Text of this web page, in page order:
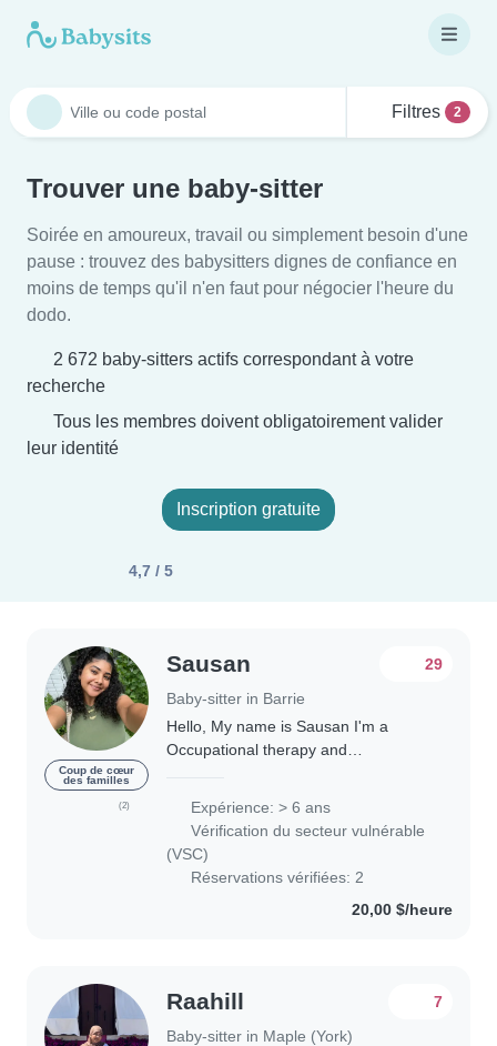
Filtres 2
Trouver une baby-sitter
Soirée en amoureux, travail ou simplement besoin d'une
pause : trouvez des babysitters dignes de confiance en
moins de temps qu'il n'en faut pour négocier l'heure du
dodo.
2 672 baby-sitters actifs correspondant à votre
recherche
Tous les membres doivent obligatoirement valider
leur identité
Inscription gratuite
4,7 / 5
Coup de cœur
des familles
(2)
Sausan
Baby-sitter in Barrie
29
Hello, My name is Sausan I'm a
Occupational therapy and
Here's a few reasons you should
Expérience: > 6 ans
Vérification du secteur vulnérable
(VSC)
Réservations vérifiées: 2
20,00 $/heure
Raahill
Baby-sitter in Maple (York)
7